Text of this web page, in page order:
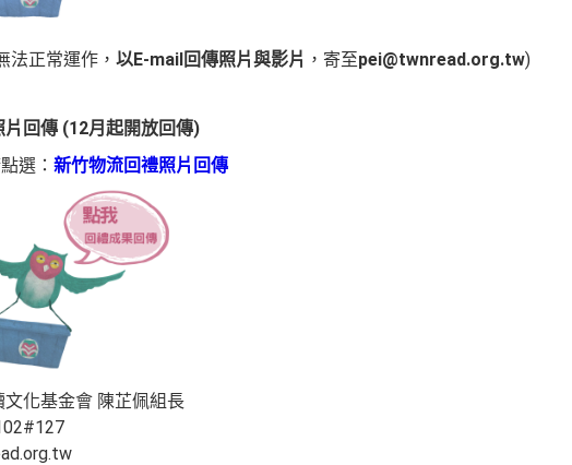
法正常運作， 以E-mail回傳照片與影片 ，寄至pei@twnread.org.tw)
回傳 (12月起開放回傳)
選： 新竹物流回禮照片回傳
化基金會 陳芷佩組長